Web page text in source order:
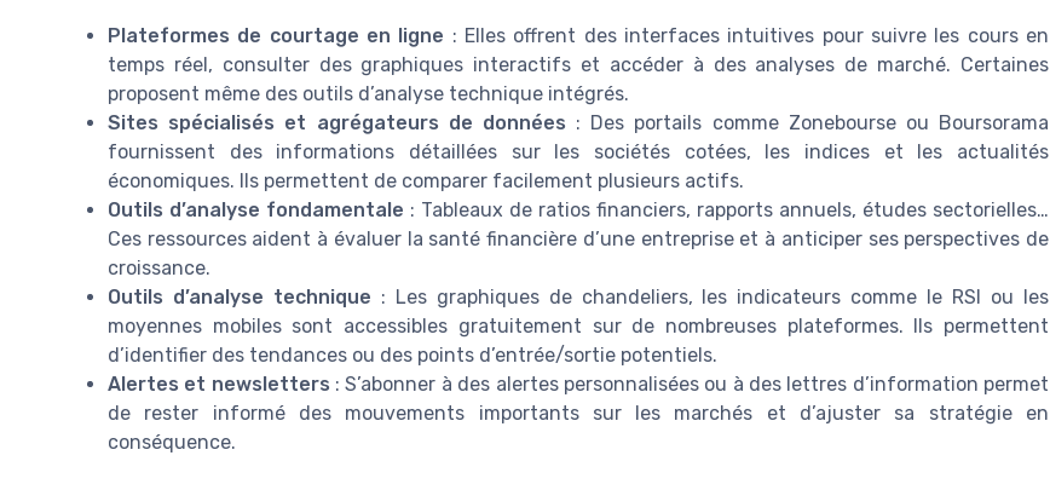
Plateformes de courtage en ligne : Elles offrent des interfaces intuitives pour suivre les cours en
temps réel, consulter des graphiques interactifs et accéder à des analyses de marché. Certaines
proposent même des outils d’analyse technique intégrés.
Sites spécialisés et agrégateurs de données : Des portails comme Zonebourse ou Boursorama
fournissent des informations détaillées sur les sociétés cotées, les indices et les actualités
économiques. Ils permettent de comparer facilement plusieurs actifs.
Outils d’analyse fondamentale : Tableaux de ratios financiers, rapports annuels, études sectorielles…
Ces ressources aident à évaluer la santé financière d’une entreprise et à anticiper ses perspectives de
croissance.
Outils d’analyse technique : Les graphiques de chandeliers, les indicateurs comme le RSI ou les
moyennes mobiles sont accessibles gratuitement sur de nombreuses plateformes. Ils permettent
d’identifier des tendances ou des points d’entrée/sortie potentiels.
Alertes et newsletters : S’abonner à des alertes personnalisées ou à des lettres d’information permet
de rester informé des mouvements importants sur les marchés et d’ajuster sa stratégie en
conséquence.